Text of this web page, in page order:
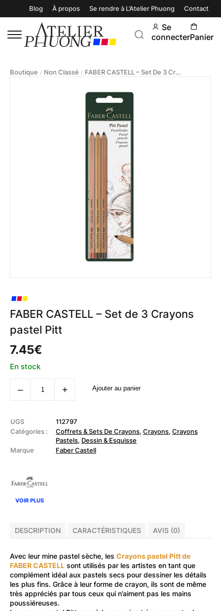
Blog À propos Se rendre à L’Atelier Phuong Contact
Se
connecterPanier
Boutique / Non Classé / FABER CASTELL – Set De 3 Crayons Pastel Pitt
FABER CASTELL – Set de 3 Crayons
pastel Pitt
7.45€
En stock
‒
quantité
de
Set
de
3
pastel
+ Ajouter au panier
UGS
112797
Catégories :
Coffrets & Sets De Crayons, Crayons, Crayons
Pastels, Dessin & Esquisse
Marque
Faber Castell
VOIR PLUS
DESCRIPTION CARACTÉRISTIQUES AVIS (0)
Avec leur mine pastel sèche, les Crayons pastel Pitt de
FABER CASTELL sont utilisés par les artistes en tant que
complément idéal aux pastels secs pour dessiner les détails
les plus fins. Grâce à leur forme de crayon, ils sont de même
très appréciés par tous ceux qui n’aiment pas les mains
poussiéreuses.